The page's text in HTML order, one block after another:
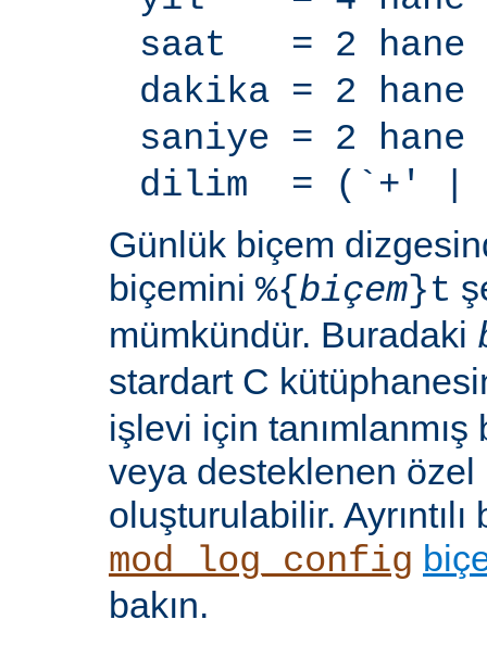
saat = 2 hane
dakika = 2 hane
saniye = 2 hane
dilim = (`+' |
Günlük biçem
biçemini %{ biçem }t
mümkündür. Buradaki
stardart C
işlevi için
veya desteklenen
oluşturulabilir.
mod_log_config
bakın.